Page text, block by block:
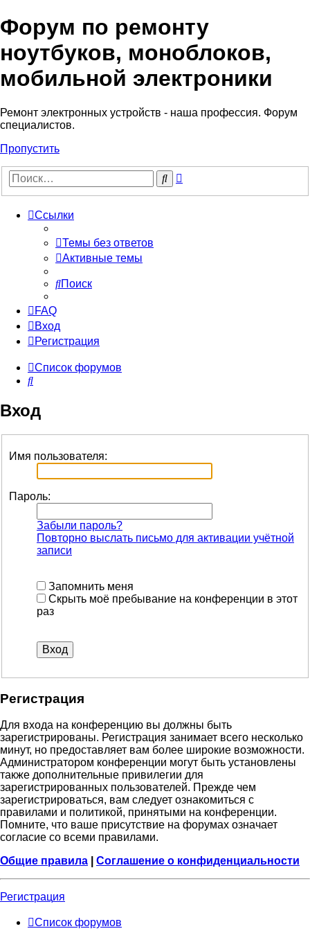
Регистрация
Форум по ремонту
ноутбуков, моноблоков,
мобильной электроники
Ремонт электронных устройств - наша профессия. Форум
специалистов.
Пропустить
Поиск
Ссылки
Темы без ответов
Активные темы
Поиск
FAQ
Вход
Регистрация
Список форумов
Поиск
Вход
Имя пользователя:
Пароль:
Забыли пароль?
Повторно выслать письмо для активации учётной
записи
Запомнить меня
Скрыть моё пребывание на конференции в этот
раз
Регистрация
Для входа на конференцию вы должны быть
зарегистрированы. Регистрация занимает всего несколько
минут, но предоставляет вам более широкие возможности.
Администратором конференции могут быть установлены
также дополнительные привилегии для
зарегистрированных пользователей. Прежде чем
зарегистрироваться, вам следует ознакомиться с
правилами и политикой, принятыми на конференции.
Помните, что ваше присутствие на форумах означает
согласие со всеми правилами.
Общие правила
Соглашение о конфиденциальности
Регистрация
Список форумов